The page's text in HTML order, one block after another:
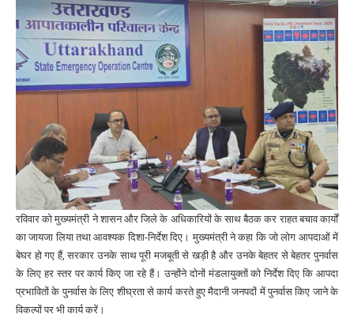
रविवार को मुख्यमंत्री ने शासन और जिले के अधिकारियों के साथ बैठक कर राहत बचाव कार्यों
का जायजा लिया तथा आवश्यक दिशा-निर्देश दिए। मुख्यमंत्री ने कहा कि जो लोग आपदाओं में
बेघर हो गए हैं, सरकार उनके साथ पूरी मजबूती से खड़ी है और उनके बेहतर से बेहतर पुनर्वास
के लिए हर स्तर पर कार्य किए जा रहे हैं। उन्होंने दोनों मंडलायुक्तों को निर्देश दिए कि आपदा
प्रभावितों के पुनर्वास के लिए शीघ्रता से कार्य करते हुए मैदानी जनपदों में पुनर्वास किए जाने के
विकल्पों पर भी कार्य करें।